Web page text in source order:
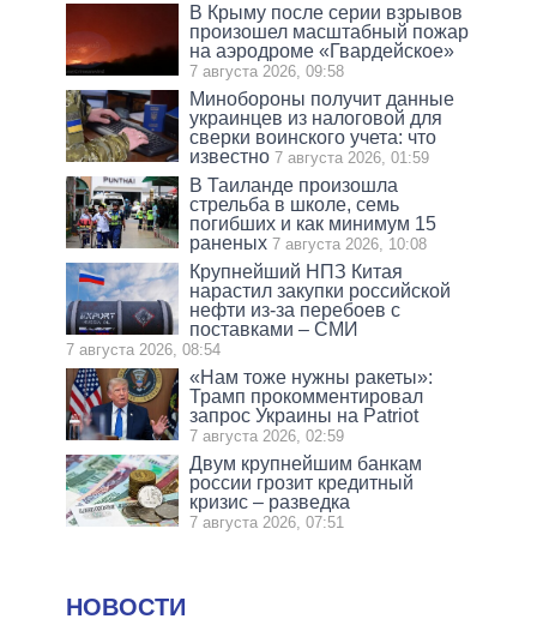
В Крыму после серии взрывов
произошел масштабный пожар
на аэродроме «Гвардейское»
7 августа 2026, 09:58
Минобороны получит данные
украинцев из налоговой для
сверки воинского учета: что
известно 7 августа 2026, 01:59
В Таиланде произошла
стрельба в школе, семь
погибших и как минимум 15
раненых 7 августа 2026, 10:08
Крупнейший НПЗ Китая
нарастил закупки российской
нефти из-за перебоев с
поставками – СМИ
7 августа 2026, 08:54
«Нам тоже нужны ракеты»:
Трамп прокомментировал
запрос Украины на Patriot
7 августа 2026, 02:59
Двум крупнейшим банкам
россии грозит кредитный
кризис – разведка
7 августа 2026, 07:51
НОВОСТИ